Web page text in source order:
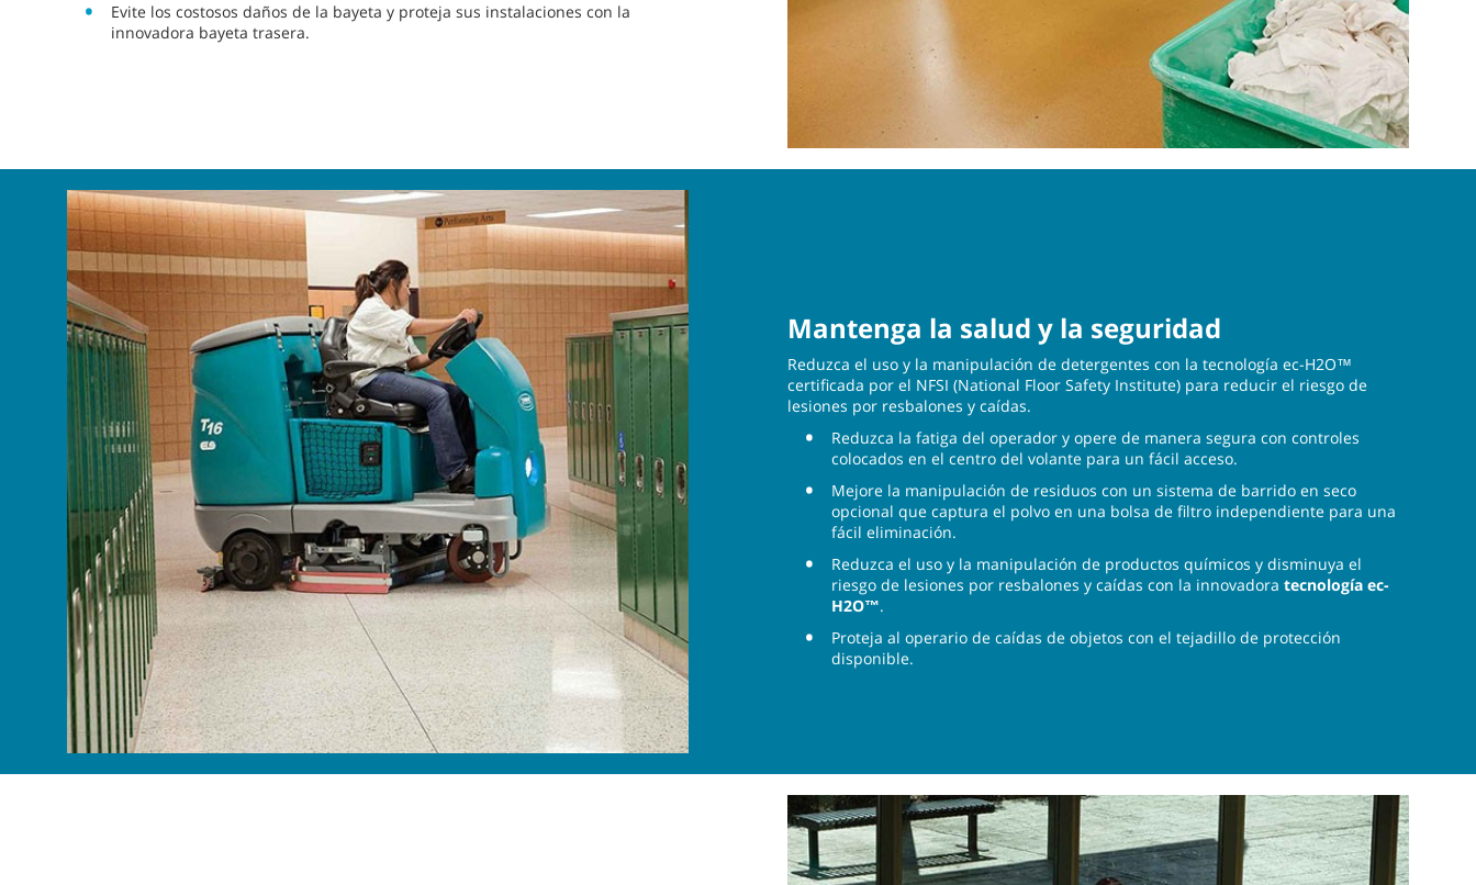
Evite los costosos daños de la bayeta y proteja sus instalaciones con la
innovadora bayeta trasera.
Mantenga la salud y la seguridad
Reduzca el uso y la manipulación de detergentes con la tecnología ec-H2O™
certificada por el NFSI (National Floor Safety Institute) para reducir el riesgo de
lesiones por resbalones y caídas.
Reduzca la fatiga del operador y opere de manera segura con controles
colocados en el centro del volante para un fácil acceso.
Mejore la manipulación de residuos con un sistema de barrido en seco
opcional que captura el polvo en una bolsa de filtro independiente para una
fácil eliminación.
Reduzca el uso y la manipulación de productos químicos y disminuya el
riesgo de lesiones por resbalones y caídas con la innovadora tecnología ec-
H2O™.
Proteja al operario de caídas de objetos con el tejadillo de protección
disponible.